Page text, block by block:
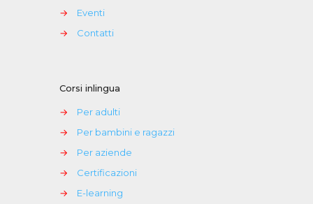
→
Eventi
→
Contatti
Corsi inlingua
→
Per adulti
→
Per bambini e ragazzi
→
Per aziende
→
Certificazioni
→
E-learning